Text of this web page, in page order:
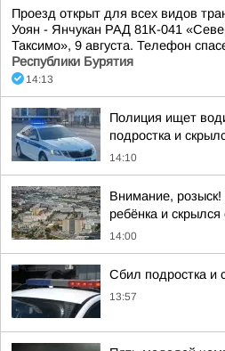
Проезд открыт для всех видов
Уоян - Янчукан РАД 81К-041
Таксимо», 9 августа. Телефон
Республики Бурятия
14:13
Полиция ищет
подростка и
14:10
Внимание,
ребёнка и
14:00
Сбил подростка и
13:57